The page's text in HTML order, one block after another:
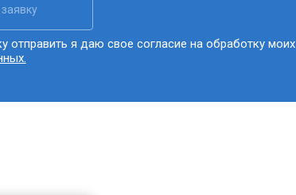
отправить я даю свое согласие на обработку моих